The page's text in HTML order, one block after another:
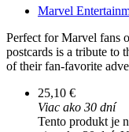
Marvel
Perfect for Marvel fans
postcards is a tribute to
of their fan-favorite
25,10 €
Viac ako 30 dní
Tento produkt je